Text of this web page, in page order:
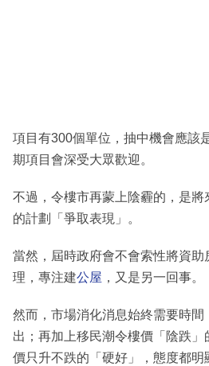
項目有300個單位，抽中機會應該
期項目會深受大眾歡迎。
不過，令樓市再蒙上陰霾的，是
的計劃「爭取表現」。
當然，屆時政府會不會索性將資助
理，專注建公屋 ，又是另一回事。
然而，市場消化消息始終需要時
出；再加上移民潮令樓價「陰跌
價只升不跌的「硬好」，態度都明